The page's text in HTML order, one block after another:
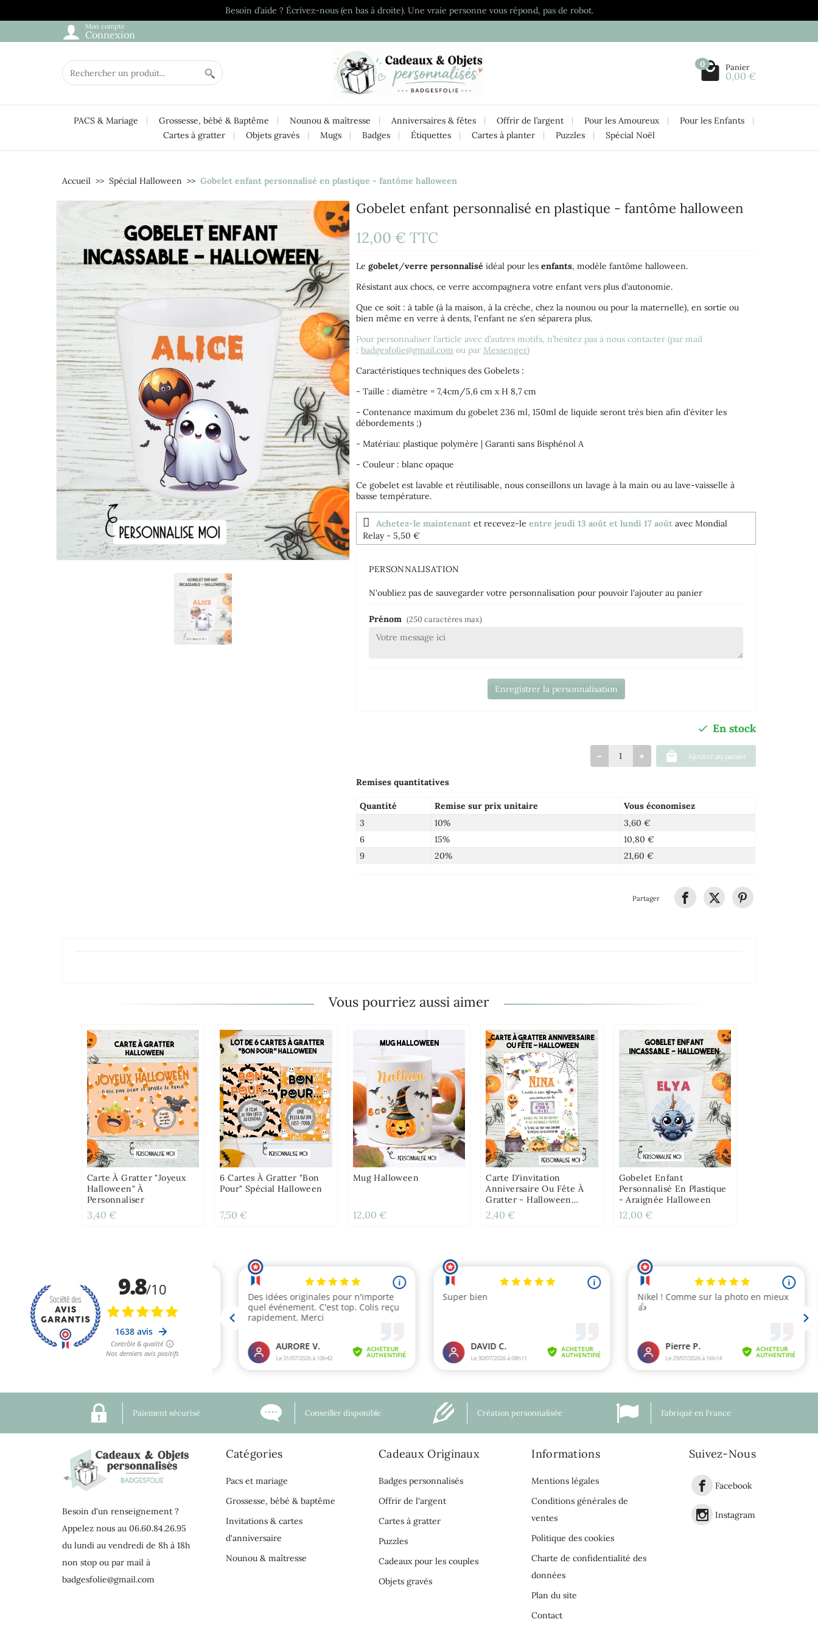
Besoin d’aide ? Écrivez-nous (en bas à droite). Une vraie personne vous répond, pas de robot.
Mon compte
Connexion
0 Panier
0,00 €
PACS & Mariage Grossesse, bébé & Baptême Nounou & maîtresse Anniversaires & fêtes Offrir de l’argent Pour les Amoureux
Pour les Enfants
Cartes à gratter
Objets gravés Mugs Badges Étiquettes Cartes à planter Puzzles Spécial Noël
Accueil Spécial Halloween Gobelet enfant personnalisé en plastique - fantôme halloween
Gobelet enfant personnalisé en plastique - fantôme halloween
12,00 €TTC
Legobelet/verre personnalisé idéal pour lesenfants, modèle fantôme halloween.
Résistant aux chocs, ce verre accompagnera votre enfant vers plus d'autonomie.
Que ce soit : à table (à la maison, à la crèche, chez la nounou ou pour la maternelle), en sortie ou
bien même en verre à dents, l'enfant ne s'en séparera plus.
Pour personnaliser l’article avec d’autres motifs, n’hésitez pas à nous contacter (par mail
:badgesfolie@gmail.com ou par Messenger)
Caractéristiques techniques des Gobelets :
- Taille : diamètre = 7,4cm/5,6 cm x H 8,7 cm
- Contenance maximum du gobelet 236 ml, 150ml de liquide seront très bien afin d'éviter les
débordements ;)
- Matériau: plastique polymère | Garanti sans Bisphénol A
- Couleur : blanc opaque
Ce gobelet est lavable et réutilisable, nous conseillons un lavage à la main ou au lave-vaisselle à
basse température.
Achetez-le maintenant et recevez-leentre jeudi 13 août et lundi 17 août avec Mondial
Relay - 5,50 €
PERSONNALISATION
N'oubliez pas de sauvegarder votre personnalisation pour pouvoir l'ajouter au panier
Prénom (250 caractères max)
Enregistrer la personnalisation
En stock
Ajouter au panier
Remises quantitatives
Quantité Remise sur prix unitaire
Vous économisez
3
10%
3,60 €
6
15%
10,80 €
9
20% 21,60 €
Partager
Vous pourriez aussi aimer
Carte À Gratter "Joyeux
Halloween" À
Personnaliser
3,40 €
6 Cartes À Gratter "Bon
Pour" Spécial Halloween
7,50 €
Mug Halloween
12,00 €
Carte D'invitation
Anniversaire Ou Fête À
Gratter - Halloween
Fantôme
2,40 €
Gobelet Enfant
Personnalisé En Plastique
- Araignée Halloween
12,00 €
Paiement sécurisé Conseiller disponible Création personnalisée Fabriqué en France
Besoin d'un renseignement ?
Appelez nous au 06.60.84.26.95
du lundi au vendredi de 8h à 18h
non stop ou par mail à
badgesfolie@gmail.com
Catégories
Pacs et mariage
Grossesse, bébé & baptême
Invitations & cartes
d'anniversaire
Nounou & maîtresse
Cadeaux Originaux
Badges personnalisés
Offrir de l'argent
Cartes à gratter
Puzzles
Cadeaux pour les couples
Objets gravés
Informations
Mentions légales
Conditions générales de
ventes
Politique des cookies
Charte de confidentialité des
données
Plan du site
Contact
Suivez-Nous
Facebook
Instagram